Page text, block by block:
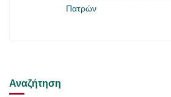
Πατρών
Αναζήτηση